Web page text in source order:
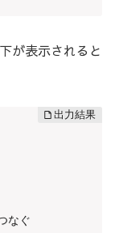
が表示されると
なぐ